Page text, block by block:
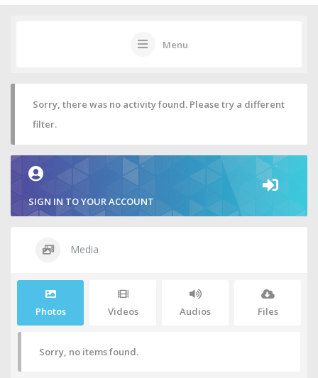
Menu
Sorry, there was no activity found. Please try a different
filter.
SIGN IN TO YOUR ACCOUNT
Media
Photos Videos Audios Files
Sorry, no items found.